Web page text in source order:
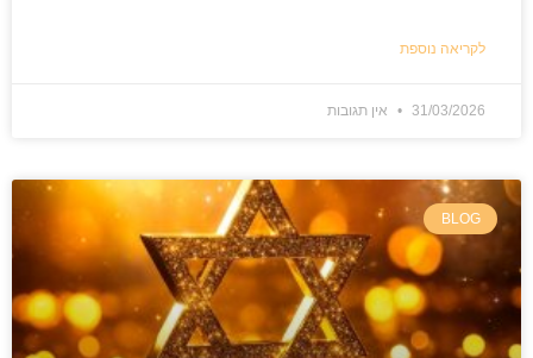
לקריאה נוספת
31/03/2026 אין תגובות
BLOG